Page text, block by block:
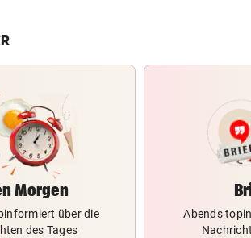
Morgen
über die
des Tages
Abends